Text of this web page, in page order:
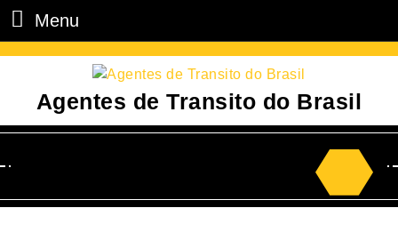
Menu
Agentes de Transito do Brasil